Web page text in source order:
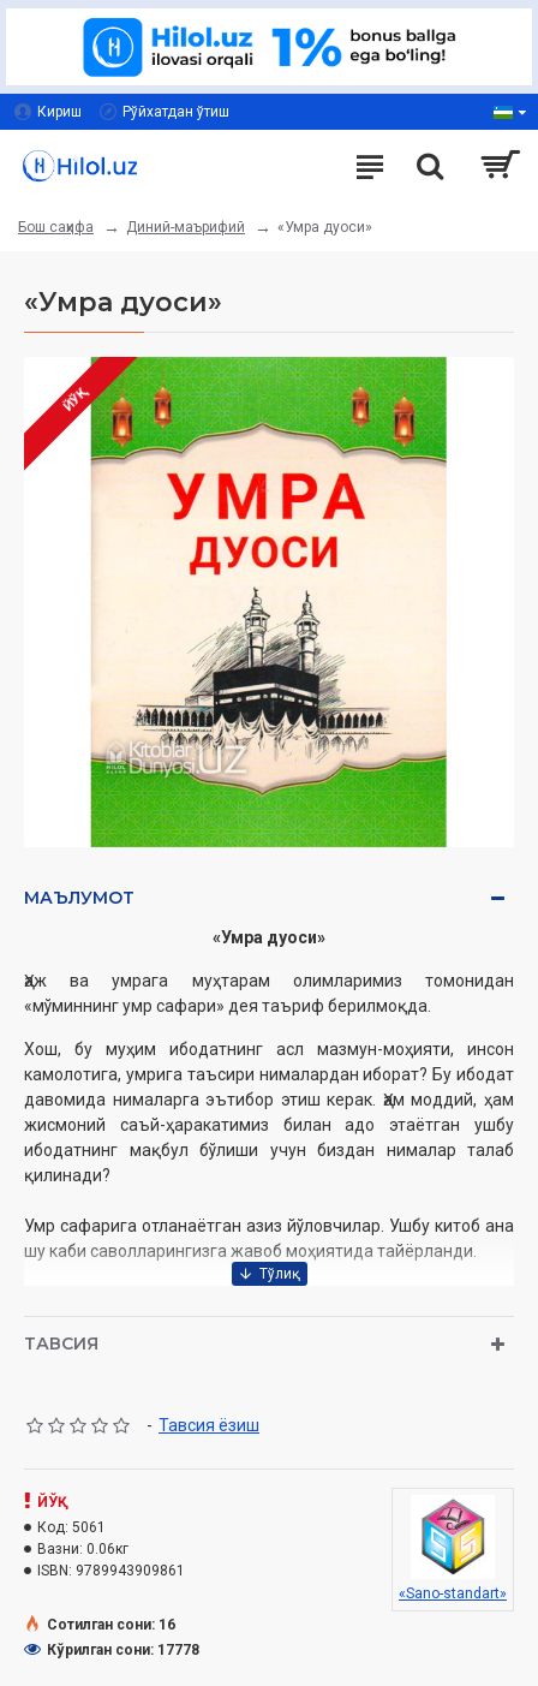
Кириш Рўйхатдан ўтиш
Бош саҳифа Диний-маърифий «Умра дуоси»
«Умра дуоси»
ЙЎҚ
МАЪЛУМОТ
«Умра дуоси»
Ҳаж ва умрага муҳтарам олимларимиз томонидан
«мўминнинг умр сафари» дея таъриф берилмоқда.
Хош, бу муҳим ибодатнинг асл мазмун-моҳияти, инсон
камолотига, умрига таъсири нималардан иборат? Бу ибодат
давомида нималарга эътибор этиш керак. Ҳам моддий, ҳам
жисмоний саъй-ҳаракатимиз билан адо этаётган ушбу
ибодатнинг мақбул бўлиши учун биздан нималар талаб
қилинади?
Умр сафарига отланаётган азиз йўловчилар. Ушбу китоб ана
шу каби саволларингизга жавоб моҳиятида тайёрланди.
Сана: 2024 йил
Ўлчами:60х84 1/32
Ўзбекистон Республикаси Дин ишлари бўйича қўмитанинг
2024 йил 6 февралдаги 02-07/600-сонли хулосаси асосида
ТАВСИЯ
- Тавсия ёзиш
ЙЎҚ
Код: 5061
Вазни: 0.06кг
ISBN: 9789943909861
«Sano-standart»
Сотилган сони: 16
Кўрилган сони: 17778